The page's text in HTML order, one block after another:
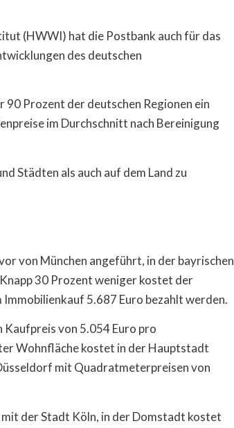
(HWWI) hat die Postbank auch für das
des deutschen
90 Prozent der deutschen Regionen ein
im Durchschnitt nach Bereinigung
Städten als auch auf dem Land zu
von München angeführt, in der bayrischen
30 Prozent weniger kostet der
5.687 Euro bezahlt werden.
von 5.054 Euro pro
Wohnfläche kostet in der Hauptstadt
mit Quadratmeterpreisen von
der Stadt Köln, in der Domstadt kostet